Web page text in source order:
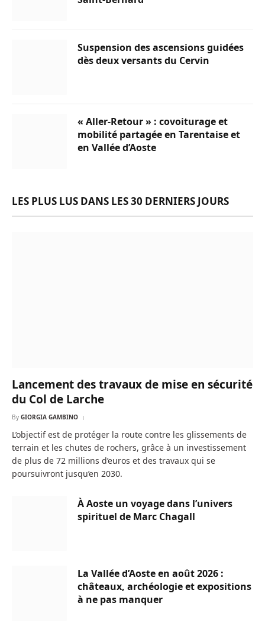
Suspension des ascensions guidées
dès deux versants du Cervin
« Aller-Retour » : covoiturage et
mobilité partagée en Tarentaise et
en Vallée d’Aoste
LES PLUS LUS DANS LES 30 DERNIERS JOURS
Lancement des travaux de mise en sécurité
du Col de Larche
By GIORGIA GAMBINO
L’objectif est de protéger la route contre les glissements de
terrain et les chutes de rochers, grâce à un investissement
de plus de 72 millions d’euros et des travaux qui se
poursuivront jusqu’en 2030.
À Aoste un voyage dans l’univers
spirituel de Marc Chagall
La Vallée d’Aoste en août 2026 :
châteaux, archéologie et expositions
à ne pas manquer